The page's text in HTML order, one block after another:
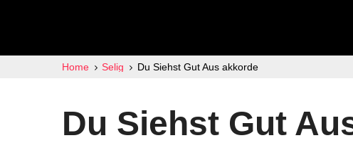
Home Selig Du Siehst Gut Aus akkorde
Du Siehst Gut